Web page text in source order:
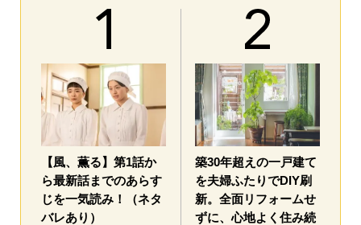
【風、薫る】第1話か
ら最新話までのあらす
じを一気読み！（ネタ
バレあり）
築30年超えの一戸建て
を夫婦ふたりでDIY刷
新。全面リフォームせ
ずに、心地よく住み続